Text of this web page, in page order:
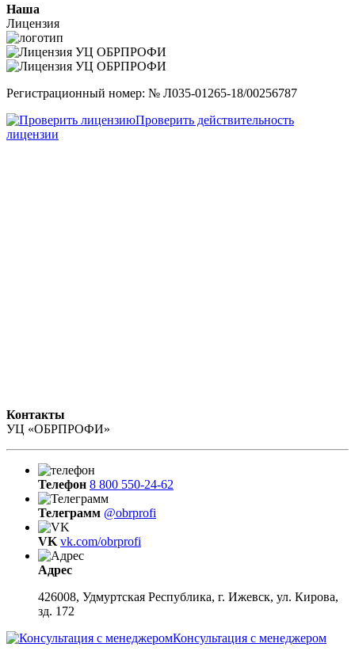
Наша
Лицензия
Регистрационный номер: № Л035-01265-18/00256787
Проверить действительность
лицензии
Контакты
УЦ «ОБРПРОФИ»
Телефон 8 800 550-24-62
Телеграмм @obrprofi
VK vk.com/obrprofi
Адрес
426008, Удмуртская Республика, г. Ижевск, ул. Кирова,
зд. 172
Консультация с менеджером